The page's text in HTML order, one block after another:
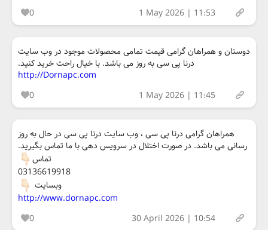
0
1 May 2026 | 11:53
دوستان و همراهان گرامی قیمت تمامی محصولات موجود در وب سایت
درنا پی سی به روز می باشد. با خیال راحت خرید کنید.
http://Dornapc.com
0
1 May 2026 | 11:45
همراهان گرامی درنا پی سی ، وب سایت درنا پی سی در حال به روز
رسانی می باشد. در صورت اختلال در سرویس دهی با ما تماس بگیرید.
تماس
03136619918
وبسایت
http://www.dornapc.com
0
30 April 2026 | 10:54